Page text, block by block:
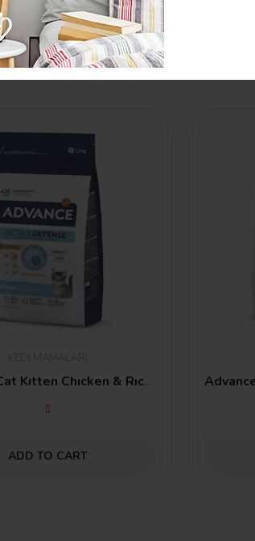
Advance Cat Kıtten Chıcken & Rıce 1,5 Kg
ADD TO CART